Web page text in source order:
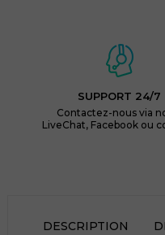
SUPPORT 24/7
Contactez-nous via
LiveChat, Facebook ou
DESCRIPTION